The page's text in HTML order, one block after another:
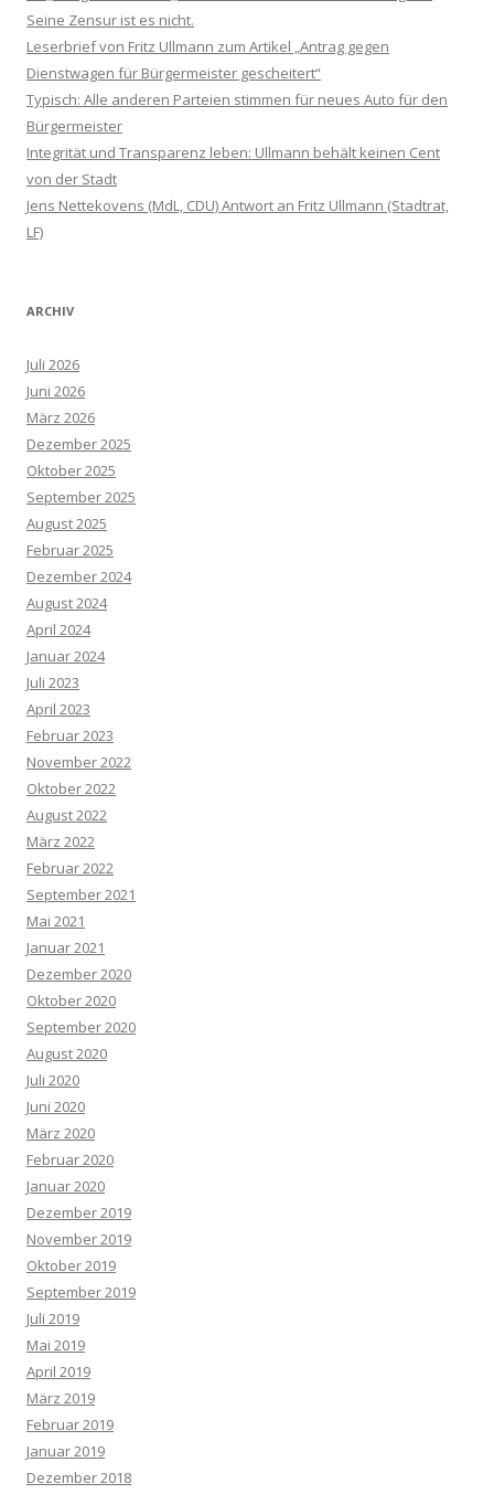
Seine Zensur ist es nicht.
Leserbrief von Fritz Ullmann zum Artikel „Antrag gegen
Dienstwagen für Bürgermeister gescheitert“
Typisch: Alle anderen Parteien stimmen für neues Auto für den
Bürgermeister
Integrität und Transparenz leben: Ullmann behält keinen Cent
von der Stadt
Jens Nettekovens (MdL, CDU) Antwort an Fritz Ullmann (Stadtrat,
LF)
ARCHIV
Juli 2026
Juni 2026
März 2026
Dezember 2025
Oktober 2025
September 2025
August 2025
Februar 2025
Dezember 2024
August 2024
April 2024
Januar 2024
Juli 2023
April 2023
Februar 2023
November 2022
Oktober 2022
August 2022
März 2022
Februar 2022
September 2021
Mai 2021
Januar 2021
Dezember 2020
Oktober 2020
September 2020
August 2020
Juli 2020
Juni 2020
März 2020
Februar 2020
Januar 2020
Dezember 2019
November 2019
Oktober 2019
September 2019
Juli 2019
Mai 2019
April 2019
März 2019
Februar 2019
Januar 2019
Dezember 2018